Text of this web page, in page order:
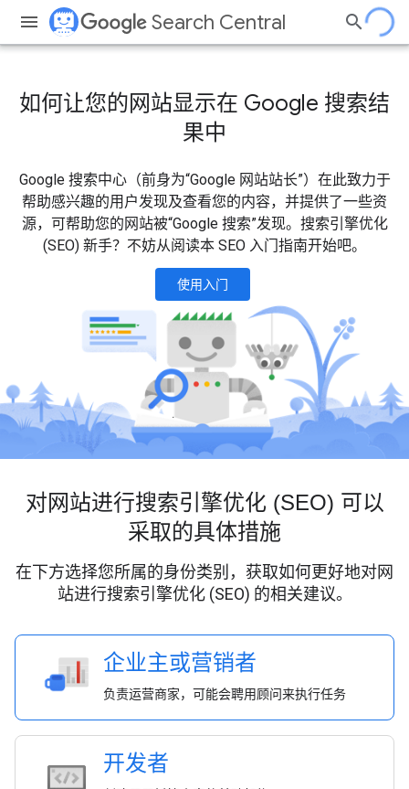
Search Central
如何让您的网站显示在 Google 搜索结
果中
Google 搜索中心（前身为“Google 网站站长”）在此致力于
帮助感兴趣的用户发现及查看您的内容，并提供了一些资
源，可帮助您的网站被“Google 搜索”发现。搜索引擎优化
(SEO) 新手？不妨从阅读本 SEO 入门指南开始吧。
使用入门